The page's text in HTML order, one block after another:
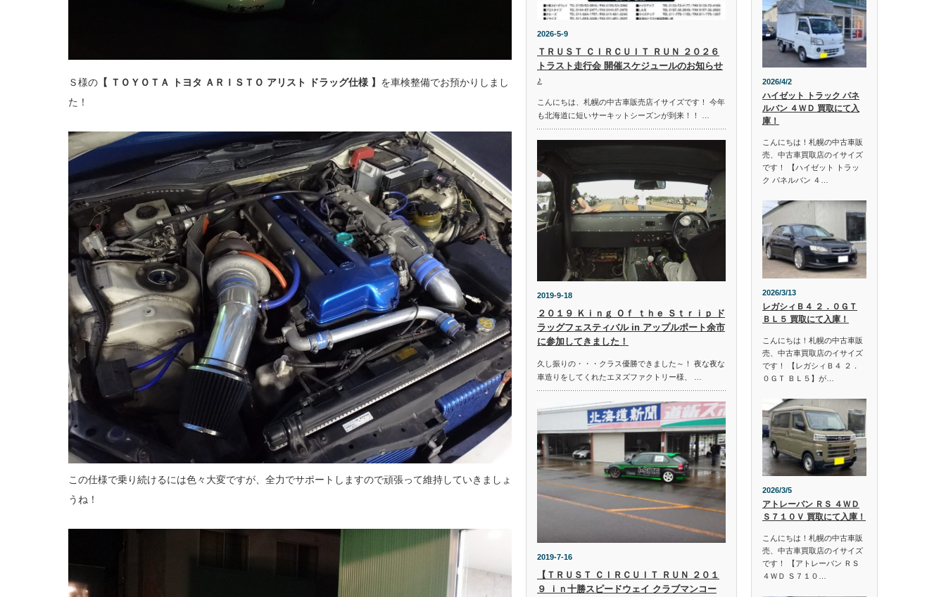
Ｓ様の 【 ＴＯＹＯＴＡ トヨタ ＡＲＩＳＴＯ アリスト ドラッグ仕様 】 を車検整備でお預かりしまし
た！
この仕様で乗り続けるには色々大変ですが、全力でサポートしますので頑張って維持していきましょ
うね！
2026-5-9
ＴＲＵＳＴ ＣＩＲＣＵＩＴ ＲＵＮ ２０２６
トラスト走行会 開催スケジュールのお知らせ
♪
こんにちは、札幌の中古車販売店イサイズです！ 今年
も北海道に短いサーキットシーズンが到来！！ …
2019-9-18
２０１９ Ｋｉｎｇ Ｏｆ ｔｈｅ Ｓｔｒｉｐ ド
ラッグフェスティバル in アップルポート余市
に参加してきました！
久し振りの・・・クラス優勝できました～！ 夜な夜な
車造りをしてくれたエヌズファクトリー様、 …
2019-7-16
【ＴＲＵＳＴ ＣＩＲＣＵＩＴ ＲＵＮ ２０１
９ ｉｎ十勝スピードウェイ クラブマンコー
2026/4/2
ハイゼット トラック パネ
ルバン ４ＷＤ 買取にて入
庫！
こんにちは！札幌の中古車販
売、中古車買取店のイサイズ
です！ 【ハイゼット トラッ
ク パネルバン ４…
2026/3/13
レガシィＢ４ ２．０ＧＴ
ＢＬ５ 買取にて入庫！
こんにちは！札幌の中古車販
売、中古車買取店のイサイズ
です！ 【レガシィＢ４ ２．
０ＧＴ ＢＬ５】が…
2026/3/5
アトレーバン ＲＳ ４ＷＤ
Ｓ７１０Ｖ 買取にて入庫！
こんにちは！札幌の中古車販
売、中古車買取店のイサイズ
です！ 【アトレーバン ＲＳ
４ＷＤ Ｓ７１０…